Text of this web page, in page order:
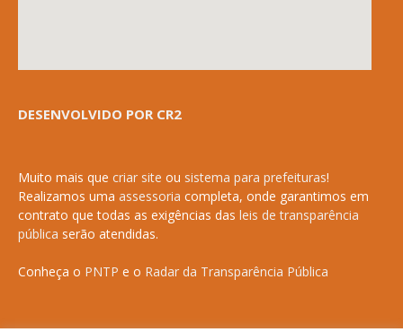
DESENVOLVIDO POR CR2
Muito mais que criar site ou sistema para prefeituras!
Realizamos uma assessoria completa, onde garantimos em
contrato que todas as exigências das leis de transparência
pública serão atendidas.
Conheça o PNTP e o Radar da Transparência Pública